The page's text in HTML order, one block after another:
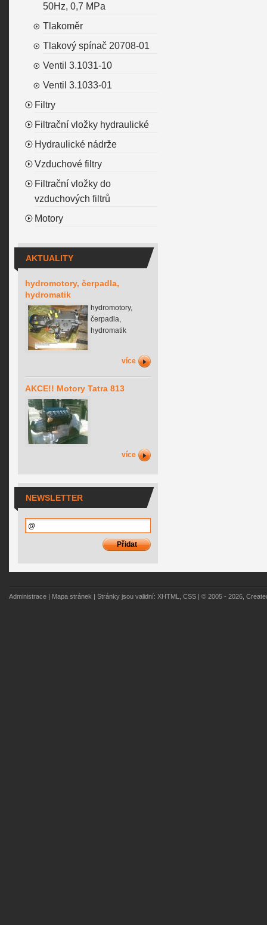
50Hz, 0,7 MPa
Tlakoměr
Tlakový spínač 20708-01
Ventil 3.1031-10
Ventil 3.1033-01
Filtry
Filtrační vložky hydraulické
Hydraulické nádrže
Vzduchové filtry
Filtrační vložky do
vzduchových filtrů
Motory
AKTUALITY
hydromotory, čerpadla,
hydromatik
hydromotory,
čerpadla,
hydromatik
více
AKCE!! Motory Tatra 813
více
NEWSLETTER
Administrace Mapa stránek | Stránky jsou validní: XHTML, CSS | © 2005 - 2026,